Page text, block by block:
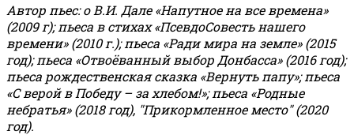
Автор пьес: о В.И. Дале «Напутное на все времена»
(2009 г); пьеса в стихах «ПсевдоСовесть нашего
времени» (2010 г.); пьеса «Ради мира на земле» (2015
год); пьеса «Отвоёванный выбор Донбасса» (2016 год);
пьеса рождественская сказка «Вернуть папу»; пьеса
«С верой в Победу – за хлебом!»;пьеса «Родные
небратья» (2018 год), "Прикормленное место" (2020
год).